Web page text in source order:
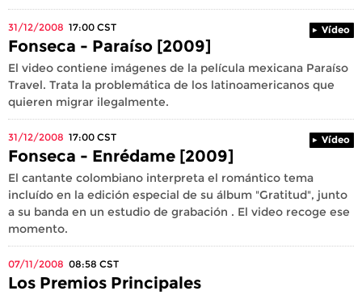
31/12/2008 17:00 CST Vídeo
Fonseca - Paraíso [2009]
El video contiene imágenes de la película mexicana Paraíso
Travel. Trata la problemática de los latinoamericanos que
quieren migrar ilegalmente.
31/12/2008 17:00 CST Vídeo
Fonseca - Enrédame [2009]
El cantante colombiano interpreta el romántico tema
incluído en la edición especial de su álbum "Gratitud", junto
a su banda en un estudio de grabación . El video recoge ese
momento.
07/11/2008 08:58 CST
Los Premios Principales